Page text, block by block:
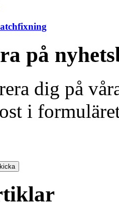
på
dig på
i